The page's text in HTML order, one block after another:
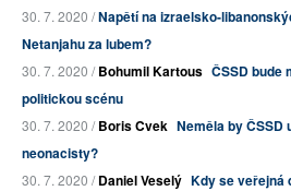
30. 7. 2020 /Napětí na izraelsko-
Netanjahu za lubem?
30. 7. 2020 /Bohumil Kartous ČSSD bude
politickou scénu
30. 7. 2020 /Boris Cvek Neměla by ČSSD
neonacisty?
30. 7. 2020 /Daniel Veselý Kdy se veřejná